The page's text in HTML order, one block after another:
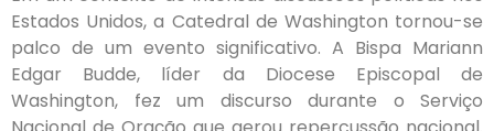
Estados Unidos, a Catedral de Washington tornou-se
palco de um evento significativo. A Bispa Mariann
Edgar Budde, líder da Diocese Episcopal de
Washington, fez um discurso durante o Serviço